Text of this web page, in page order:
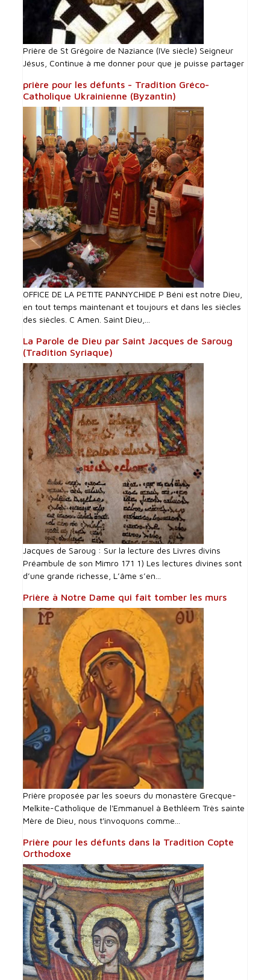
Prière de St Grégoire de Naziance (IVe siècle) Seigneur
Jésus, Continue à me donner pour que je puisse partager
prière pour les défunts - Tradition Gréco-
Catholique Ukrainienne (Byzantin)
OFFICE DE LA PETITE PANNYCHIDE P Béni est notre Dieu,
en tout temps maintenant et toujours et dans les siècles
des siècles. C Amen. Saint Dieu,...
La Parole de Dieu par Saint Jacques de Saroug
(Tradition Syriaque)
Jacques de Saroug : Sur la lecture des Livres divins
Préambule de son Mimro 171 1) Les lectures divines sont
d’une grande richesse, L’âme s’en...
Prière à Notre Dame qui fait tomber les murs
Prière proposée par les soeurs du monastère Grecque-
Melkite-Catholique de l'Emmanuel à Bethléem Très sainte
Mère de Dieu, nous t'invoquons comme...
Prière pour les défunts dans la Tradition Copte
Orthodoxe